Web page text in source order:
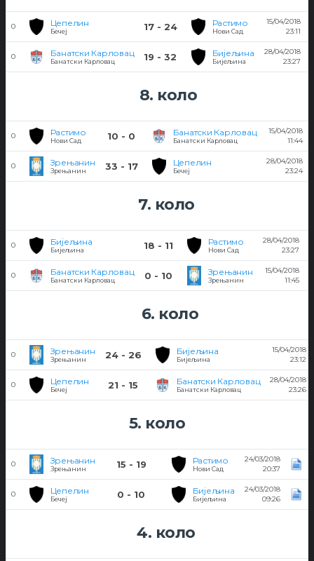
0 Цепелин
Бечеј 17 - 24 Растимо
Нови Сад
15/04/2018
23:11
0 Банатски Карловац
Банатски Карловац 19 - 32 Бијељина
Бијељина
28/04/2018
23:27
8. коло
0 Растимо
Нови Сад 10 - 0 Банатски Карловац
Банатски Карловац
15/04/2018
11:44
0 Зрењанин
Зрењанин 33 - 17 Цепелин
Бечеј
28/04/2018
23:24
7. коло
0 Бијељина
Бијељина 18 - 11 Растимо
Нови Сад
28/04/2018
23:27
0 Банатски Карловац
Банатски Карловац 0 - 10 Зрењанин
Зрењанин
15/04/2018
11:45
6. коло
0 Зрењанин
Зрењанин 24 - 26 Бијељина
Бијељина
15/04/2018
23:12
0 Цепелин
Бечеј 21 - 15 Банатски Карловац
Банатски Карловац
28/04/2018
23:26
5. коло
0 Зрењанин
Зрењанин 15 - 19 Растимо
Нови Сад
24/03/2018
20:37
0 Цепелин
Бечеј 0 - 10 Бијељина
Бијељина
24/03/2018
09:26
4. коло